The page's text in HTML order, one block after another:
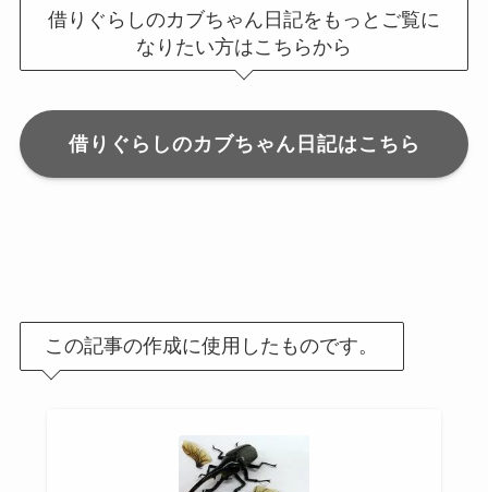
借りぐらしのカブちゃん日記をもっとご覧に
なりたい方はこちらから
借りぐらしのカブちゃん日記はこちら
この記事の作成に使用したものです。